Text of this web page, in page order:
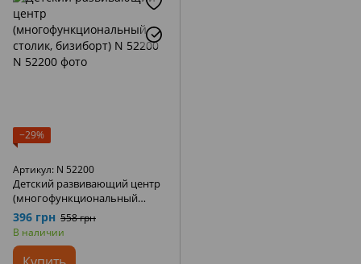
−29%
Артикул: N 52200
Детский развивающий центр
(многофункциональный
столик, бизиборт) N 52200
396 грн 558 грн
В наличии